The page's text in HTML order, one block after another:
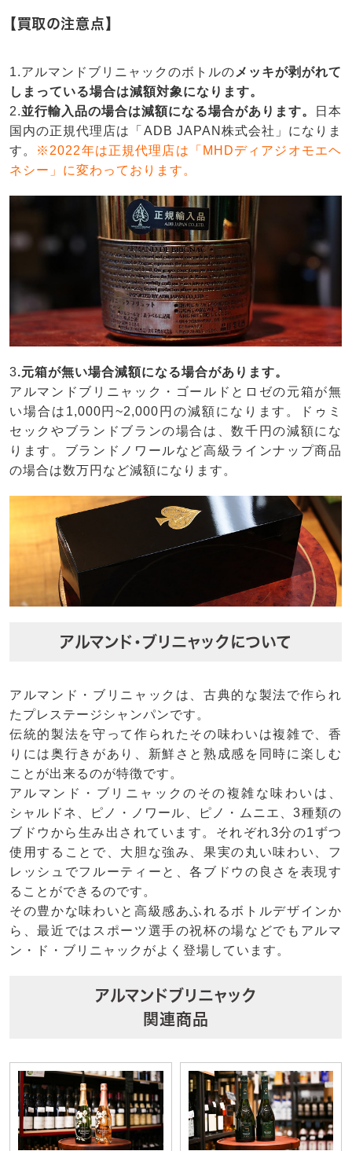
【買取の注意点】
1.アルマンドブリニャックのボトルの メッキが剥がれて
しまっている場合は減額対象になります。
2.並行輸入品の場合は減額になる場合があります。
日本
国内の正規代理店は「ADB JAPAN株式会社」になりま
す。
※2022年は正規代理店は「MHDディアジオモエヘ
ネシー」に変わっております。
3.元箱が無い場合減額になる場合があります。
アルマンドブリニャック・ゴールドとロゼの元箱が無
い場合は1,000円~2,000円の減額になります。ドゥミ
セックやブランドブランの場合は、数千円の減額にな
ります。ブランドノワールなど高級ラインナップ商品
の場合は数万円など減額になります。
アルマンド・ブリニャックについて
アルマンド・ブリニャックは、古典的な製法で作られ
たプレステージシャンパンです。
伝統的製法を守って作られたその味わいは複雑で、香
りには奥行きがあり、新鮮さと熟成感を同時に楽しむ
ことが出来るのが特徴です。
アルマンド・ブリニャックのその複雑な味わいは、
シャルドネ、ピノ・ノワール、ピノ・ムニエ、3種類の
ブドウから生み出されています。それぞれ3分の1ずつ
使用することで、大胆な強み、果実の丸い味わい、フ
レッシュでフルーティーと、各ブドウの良さを表現す
ることができるのです。
その豊かな味わいと高級感あふれるボトルデザインか
ら、最近ではスポーツ選手の祝杯の場などでもアルマ
ン・ド・ブリニャックがよく登場しています。
アルマンドブリニャック
関連商品